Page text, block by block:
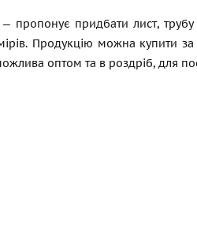
пропонує придбати лист,
Продукцію можна купити
оптом та в роздріб, для